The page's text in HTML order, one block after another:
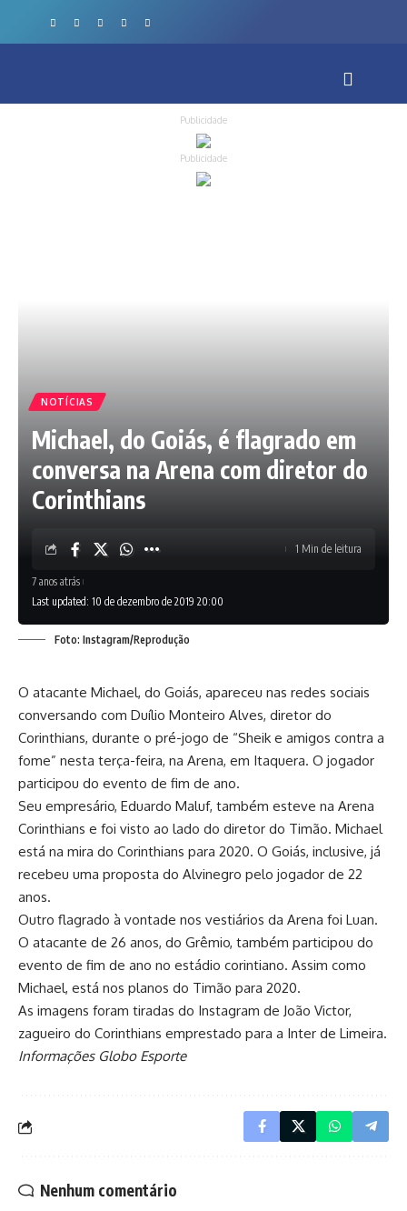
Publicidade
Publicidade
NOTÍCIAS
Michael, do Goiás, é flagrado em
conversa na Arena com diretor do
Corinthians
Last updated: 10 de dezembro de 2019 20:00
7 anos atrás
1 Min de leitura
Foto: Instagram/Reprodução
O atacante Michael, do Goiás, apareceu nas redes sociais
conversando com Duílio Monteiro Alves, diretor do
Corinthians, durante o pré-jogo de “Sheik e amigos contra a
fome” nesta terça-feira, na Arena, em Itaquera. O jogador
participou do evento de fim de ano.
Seu empresário, Eduardo Maluf, também esteve na Arena
Corinthians e foi visto ao lado do diretor do Timão. Michael
está na mira do Corinthians para 2020. O Goiás, inclusive, já
recebeu uma proposta do Alvinegro pelo jogador de 22
anos.
Outro flagrado à vontade nos vestiários da Arena foi Luan.
O atacante de 26 anos, do Grêmio, também participou do
evento de fim de ano no estádio corintiano. Assim como
Michael, está nos planos do Timão para 2020.
As imagens foram tiradas do Instagram de João Victor,
zagueiro do Corinthians emprestado para a Inter de Limeira.
Informações Globo Esporte
Nenhum comentário